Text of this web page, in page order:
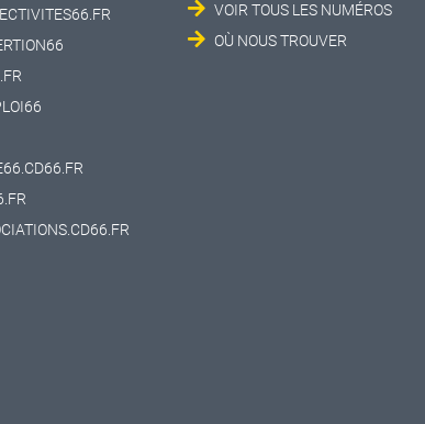
VOIR TOUS LES NUMÉROS
OÙ NOUS TROUVER